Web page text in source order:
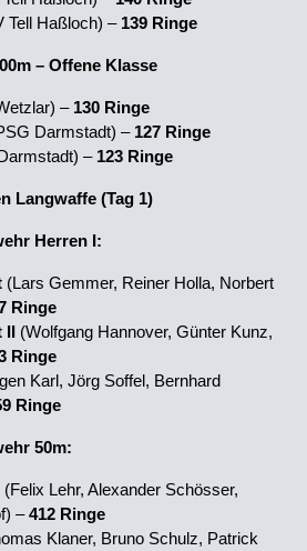
Tell Haßloch) – 139 Ringe
– Offene Klasse
– 130 Ringe
Darmstadt) – 127 Ringe
– 123 Ringe
Langwaffe (Tag 1)
Herren I:
(Lars Gemmer, Reiner Holla, Norbert
Ringe
(Wolfgang Hannover, Günter Kunz,
Ringe
Karl, Jörg Soffel, Bernhard
Ringe
50m:
(Felix Lehr, Alexander Schösser,
–412 Ringe
Klaner, Bruno Schulz, Patrick